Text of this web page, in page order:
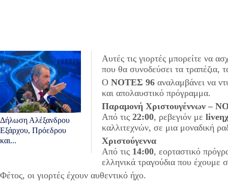
Δήλωση Αλέξανδρου
Εξάρχου, Πρόεδρου
και...
Αυτές τις γιορτές μπορείτε να
που θα συνοδεύσει τα τραπέζια,
Ο ΝΟΤΕΣ 96 αναλαμβάνει να
και απολαυστικό πρόγραμμα.
Παραμονή Χριστουγέννων –
Από τις 22:00, ρεβεγιόν με live
καλλιτεχνών, σε μια μοναδική
Χριστούγεννα
Από τις 14:00, εορταστικό
ελληνικά τραγούδια που έχουμε
Φέτος, οι γιορτές έχουν αυθεντικό ήχο.